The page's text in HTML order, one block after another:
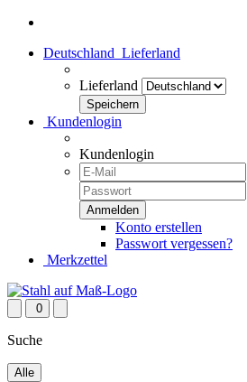
Deutschland Lieferland
Lieferland
Kundenlogin
Kundenlogin
Konto erstellen
Passwort vergessen?
Merkzettel
0
Suche
Alle